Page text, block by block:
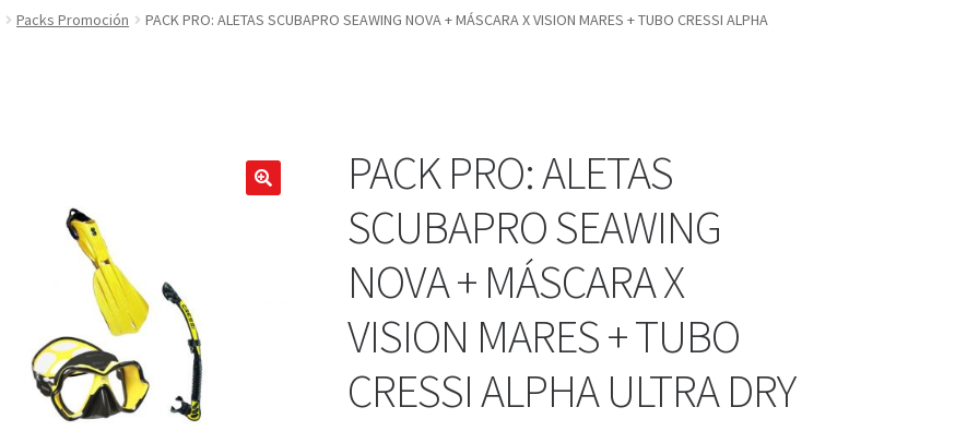
Packs Promoción
PACK PRO: ALETAS SCUBAPRO SEAWING NOVA + MÁSCARA X VISION MARES + TUBO CRESSI ALPHA
PACK PRO: ALETAS
SCUBAPRO SEAWING
NOVA + MÁSCARA X
VISION MARES + TUBO
CRESSI ALPHA ULTRA DRY